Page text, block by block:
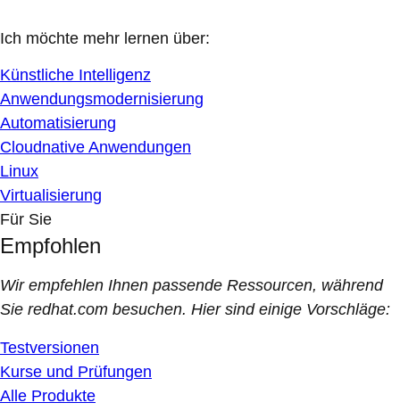
Ich möchte mehr lernen über:
Künstliche Intelligenz
Anwendungsmodernisierung
Automatisierung
Cloudnative Anwendungen
Linux
Virtualisierung
Für Sie
Empfohlen
Wir empfehlen Ihnen passende Ressourcen, während
Sie redhat.com besuchen. Hier sind einige Vorschläge:
Testversionen
Kurse und Prüfungen
Alle Produkte